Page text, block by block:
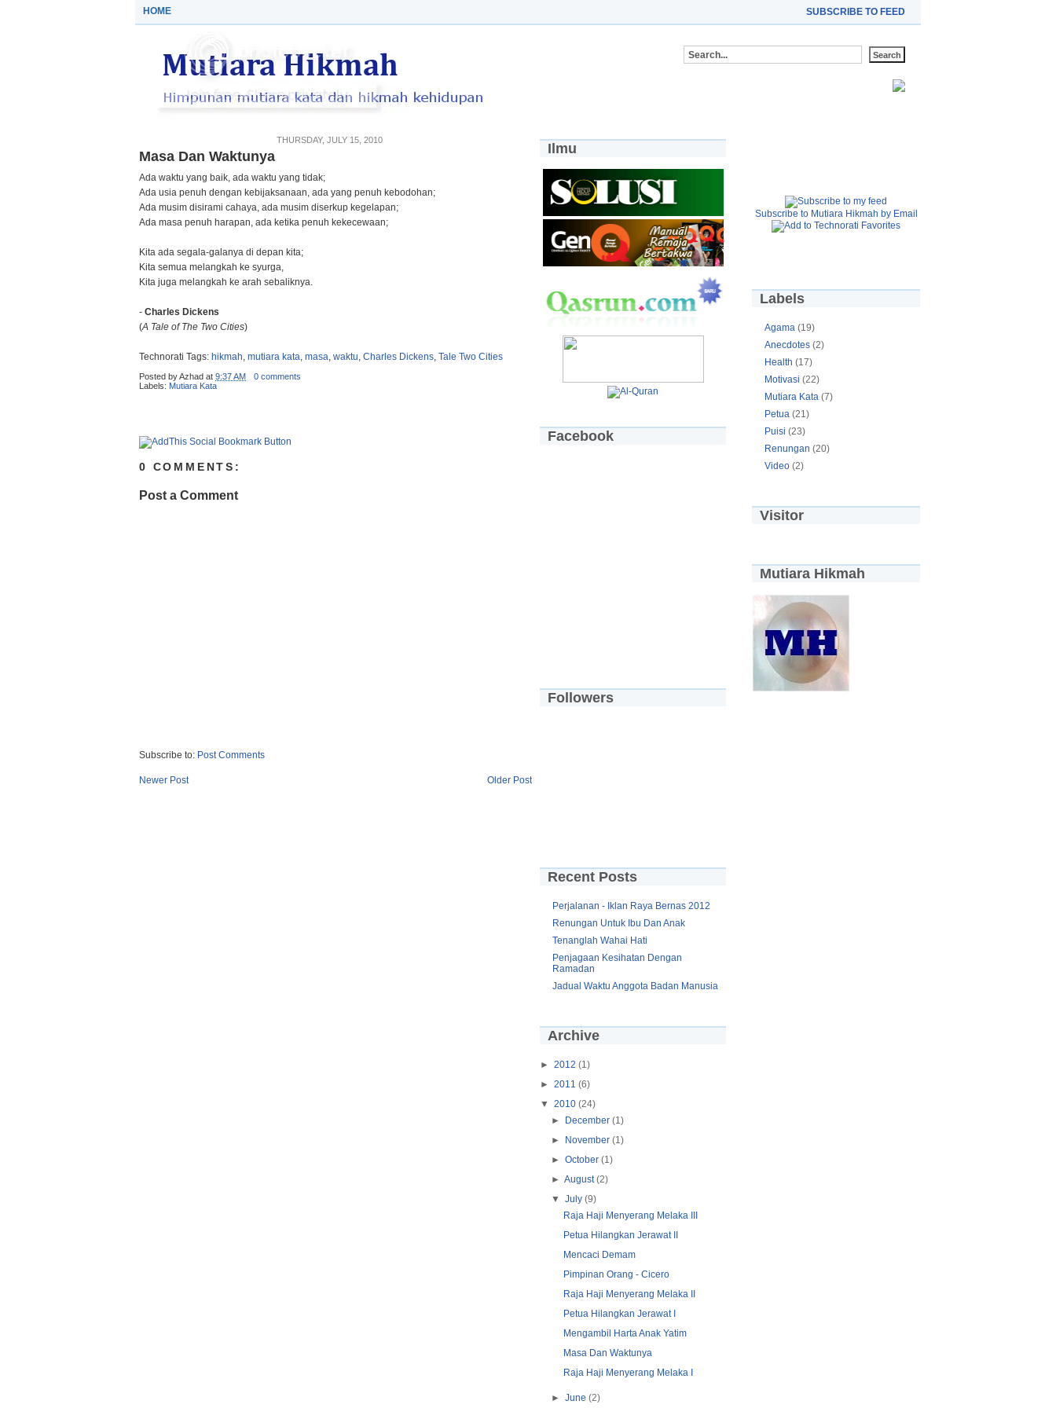
HOME SUBSCRIBE TO FEED
THURSDAY, JULY 15, 2010
Masa Dan Waktunya
Ada waktu yang baik, ada waktu yang tidak;
Ada usia penuh dengan kebijaksanaan, ada yang penuh kebodohan;
Ada musim disirami cahaya, ada musim diserkup kegelapan;
Ada masa penuh harapan, ada ketika penuh kekecewaan;
Kita ada segala-galanya di depan kita;
Kita semua melangkah ke syurga,
Kita juga melangkah ke arah sebaliknya.
- Charles Dickens
(A Tale of The Two Cities)
Technorati Tags: hikmah, mutiara kata, masa, waktu, Charles Dickens, Tale Two Cities
Posted byAzhad at 9:37 AM
0 comments
Labels: Mutiara Kata
0 COMMENTS:
Post a Comment
Subscribe to: Post Comments
Newer Post Older Post
Ilmu
Facebook
Followers
Recent Posts
Perjalanan - Iklan Raya Bernas 2012
Renungan Untuk Ibu Dan Anak
Tenanglah Wahai Hati
Penjagaan Kesihatan Dengan
Ramadan
Jadual Waktu Anggota Badan Manusia
Archive
► 2012 (1)
► 2011 (6)
▼ 2010 (24)
► December(1)
► November(1)
►October(1)
►August(2)
▼July(9)
Raja Haji Menyerang Melaka III
Petua Hilangkan Jerawat II
Mencaci Demam
Pimpinan Orang - Cicero
Raja Haji Menyerang Melaka II
Petua Hilangkan Jerawat I
Mengambil Harta Anak Yatim
Masa Dan Waktunya
Raja Haji Menyerang Melaka I
►June(2)
Subscribe to Mutiara Hikmah by Email
Labels
Agama (19)
Anecdotes (2)
Health (17)
Motivasi (22)
Mutiara Kata (7)
Petua (21)
Puisi (23)
Renungan (20)
Video (2)
Visitor
Mutiara Hikmah